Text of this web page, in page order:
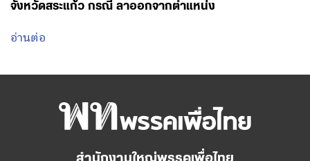
จังหวัดสระแก้ว กรณี ลาออกจากตำแหน่ง
อ่านต่อ